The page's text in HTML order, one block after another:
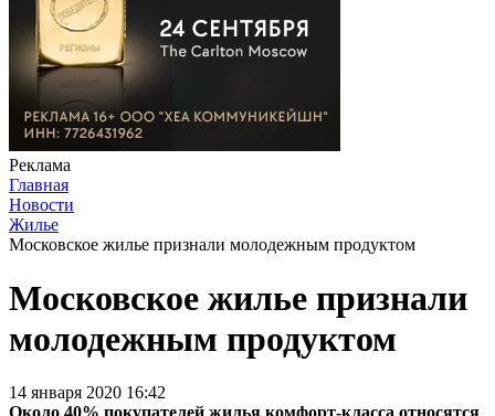
Реклама
Главная
Новости
Жилье
Московское жилье признали молодежным продуктом
Московское жилье признали
молодежным продуктом
14 января 2020 16:42